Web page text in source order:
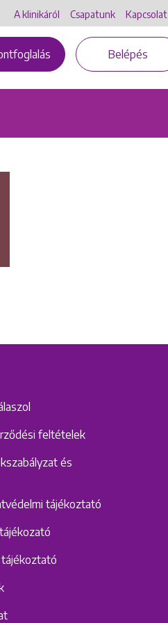
A klinikáról Csapatunk Kapcsolat
Belépés
feltételek
és
tájékoztató